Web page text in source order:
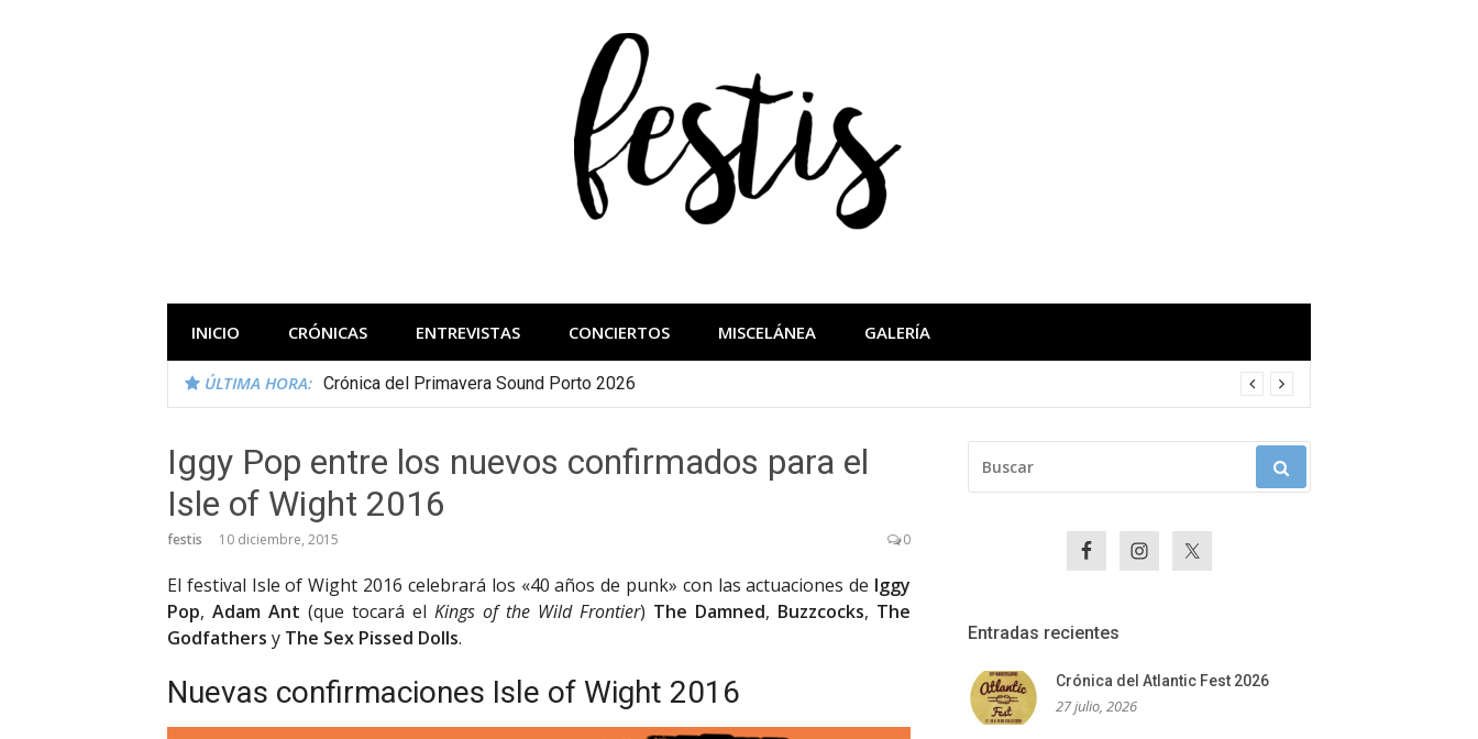
INICIO CRÓNICAS ENTREVISTAS CONCIERTOS MISCELÁNEA GALERÍA
ÚLTIMA HORA: Crónica del Primavera Sound Porto 2026
Iggy Pop entre los nuevos confirmados para el
Isle of Wight 2016
festis 10 diciembre, 2015 0
El festival Isle of Wight 2016 celebrará los «40 años de punk» con las actuaciones de Iggy
Pop, Adam Ant (que tocará el Kings of the Wild Frontier) The Damned, Buzzcocks, The
Godfathers y The Sex Pissed Dolls.
Nuevas confirmaciones Isle of Wight 2016
Entradas recientes
Crónica del Atlantic Fest 2026
27 julio, 2026